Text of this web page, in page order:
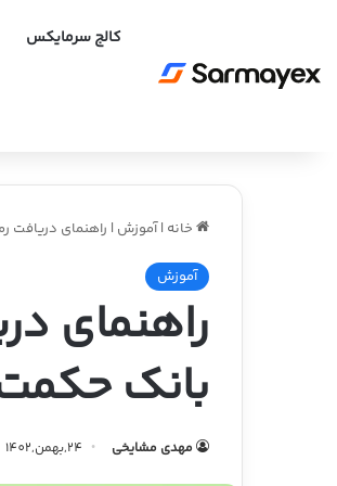
کالج سرمایکس
خانه | آموزش | راهنمای دریافت
آموزش
راهنمای
بانک حکمت
مهدی مشایخی 24,بهمن,1402